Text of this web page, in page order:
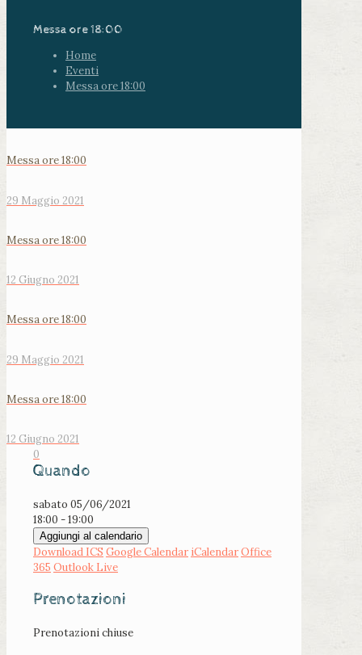
Messa ore 18:00
Home
Eventi
Messa ore 18:00
Messa ore 18:00
29 Maggio 2021
Messa ore 18:00
12 Giugno 2021
Messa ore 18:00
29 Maggio 2021
Messa ore 18:00
12 Giugno 2021
0
Quando
sabato 05/06/2021
18:00 - 19:00
Aggiungi al calendario
Download ICS Google Calendar iCalendarOffice
365 Outlook Live
Prenotazioni
Prenotazioni chiuse